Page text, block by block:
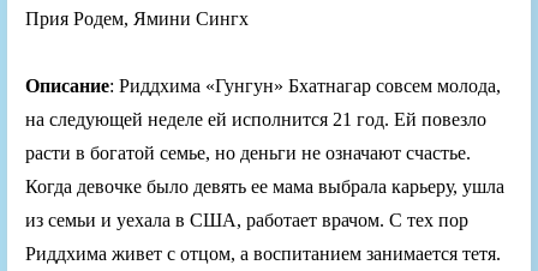
Прия Родем, Ямини Сингх
Описание: Риддхима «Гунгун» Бхатнагар совсем молода,
на следующей неделе ей исполнится 21 год. Ей повезло
расти в богатой семье, но деньги не означают счастье.
Когда девочке было девять ее мама выбрала карьеру, ушла
из семьи и уехала в США, работает врачом. С тех пор
Риддхима живет с отцом, а воспитанием занимается тетя.